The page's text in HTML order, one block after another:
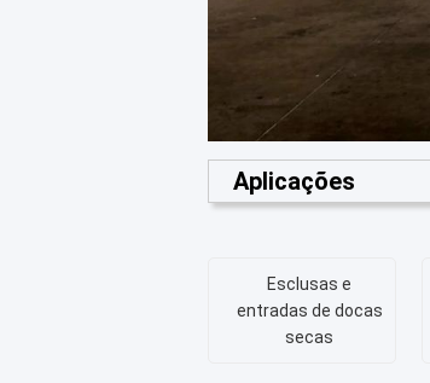
Aplicações
Esclusas e
entradas de docas
secas